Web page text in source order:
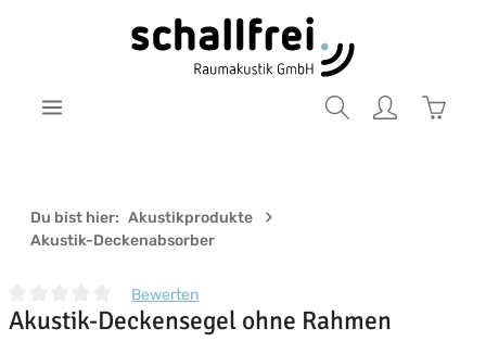
Zum Hauptinhalt springen
Du bist hier: Akustikprodukte
Akustik-Deckenabsorber
Durchschnittliche Bewertung von 0 von 5 Sternen
Bewerten
Akustik-Deckensegel ohne Rahmen